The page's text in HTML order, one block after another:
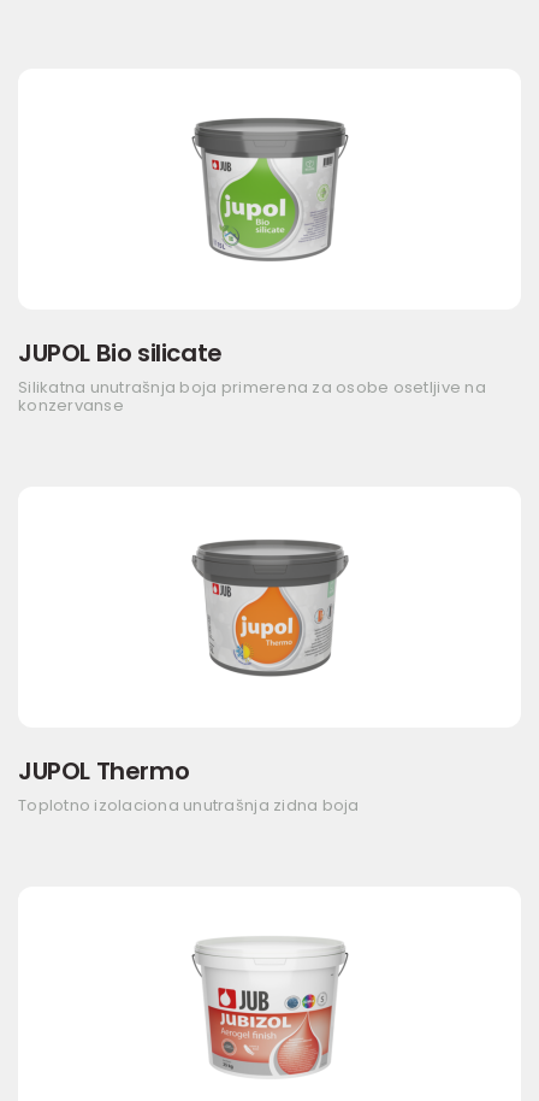
JUPOL Bio silicate
Silikatna unutrašnja boja primerena za osobe osetljive na
konzervanse
JUPOL Thermo
Toplotno izolaciona unutrašnja zidna boja